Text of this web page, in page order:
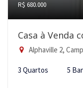
R$ 680.000
Casa à Venda
Alphaville 2,
3 Quartos 5